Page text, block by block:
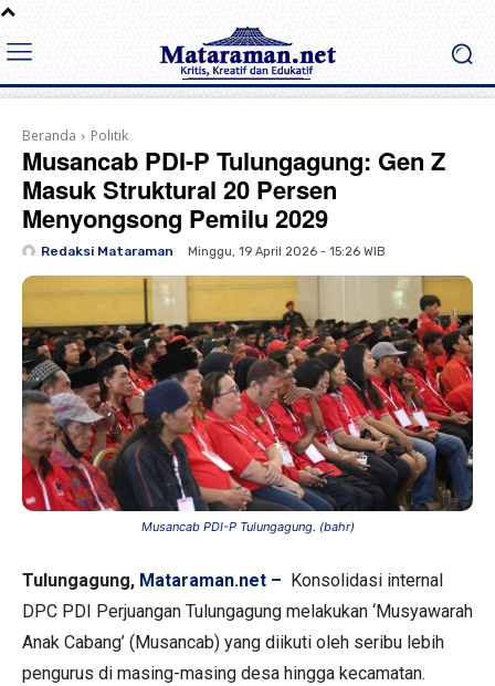
Beranda Politik
Musancab PDI-P Tulungagung: Gen Z
Masuk Struktural 20 Persen
Menyongsong Pemilu 2029
Redaksi Mataraman Minggu, 19 April 2026 - 15:26 WIB
Musancab PDI-P Tulungagung. (bahr)
Tulungagung, Mataraman.net –
Konsolidasi internal
DPC PDI Perjuangan Tulungagung melakukan ‘Musyawarah
Anak Cabang’ (Musancab) yang diikuti oleh seribu lebih
pengurus di masing-masing desa hingga kecamatan.